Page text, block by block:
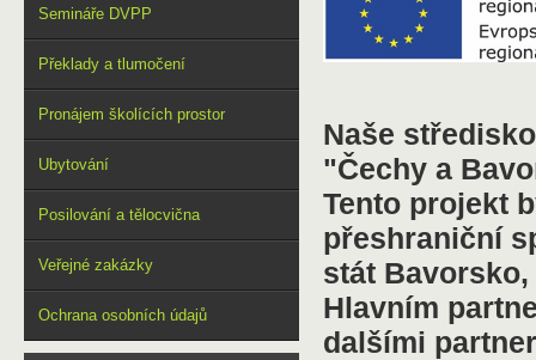
Semináře DVPP
Překlady a tlumočení
Pronájem školících prostor
Ubytování
Posilování a tělocvična
Veřejné zakázky
Ochrana osobních údajů
Naše
"Čechy a
Tento projekt
přeshraniční
stát Bavorsko,
Hlavním
dalšími